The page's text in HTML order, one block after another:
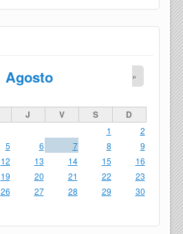
Agosto »
J V S D
1
2
5 6 7 8
9
12 13 14 15
16
19 20 21 22
23
26 27 28 29
30